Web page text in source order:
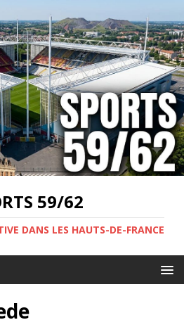
59/62
DANS LES HAUTS-DE-FRANCE